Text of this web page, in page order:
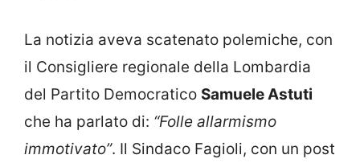
La notizia aveva scatenato polemiche, con
il Consigliere regionale della Lombardia
del Partito Democratico Samuele Astuti
che ha parlato di: “Folle allarmismo
immotivato”. Il Sindaco Fagioli, con un post